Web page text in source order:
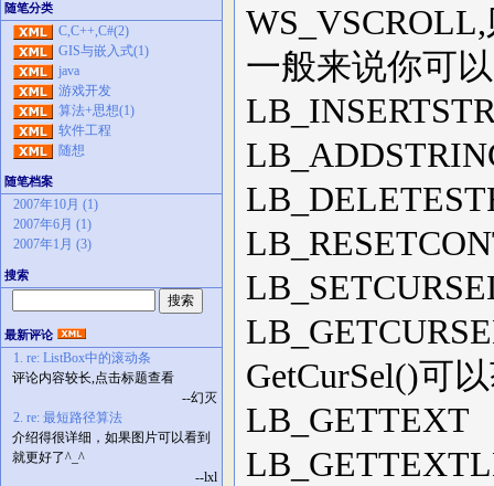
随笔分类
C,C++,C#(2)
GIS与嵌入式(1)
java
游戏开发
算法+思想(1)
软件工程
随想
随笔档案
2007年10月 (1)
2007年6月 (1)
2007年1月 (3)
搜索
最新评论
1. re: ListBox中的滚动条
评论内容较长,点击标题查看
--幻灭
2. re: 最短路径算法
介绍得很详细，如果图片可以看到
就更好了^_^
--lxl
一般来说你可
GetCurSel()可